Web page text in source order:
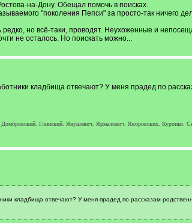
на-Дону. Обещал помочь в поисках.
"поколения Пепси" за просто-так ничего
но всё-таки, проводят. Неухоженные и
не осталось. Но поискать можно...
кладбища отвечают? У меня прадед по
Глинский. Янушевич. Ярмалович. Яворовских.
кладбища отвечают? У меня прадед по рассказам